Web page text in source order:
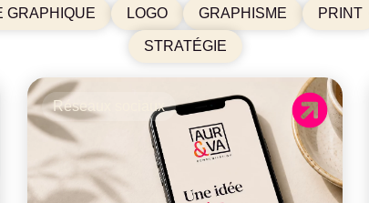
GRAPHIQUE LOGO GRAPHISME PRINT
STRATÉGIE
Réseaux sociaux